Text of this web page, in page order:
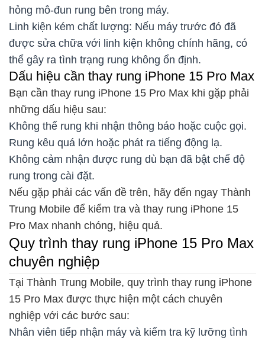
hỏng mô-đun rung bên trong máy.
Linh kiện kém chất lượng: Nếu máy trước đó đã
được sửa chữa với linh kiện không chính hãng, có
thể gây ra tình trạng rung không ổn định.
Dấu hiệu cần thay rung iPhone 15 Pro Max
Bạn cần thay rung iPhone 15 Pro Max khi gặp phải
những dấu hiệu sau:
Không thể rung khi nhận thông báo hoặc cuộc gọi.
Rung kêu quá lớn hoặc phát ra tiếng động lạ.
Không cảm nhận được rung dù bạn đã bật chế độ
rung trong cài đặt.
Nếu gặp phải các vấn đề trên, hãy đến ngay Thành
Trung Mobile để kiểm tra và thay rung iPhone 15
Pro Max nhanh chóng, hiệu quả.
Quy trình thay rung iPhone 15 Pro Max
chuyên nghiệp
Tại Thành Trung Mobile, quy trình thay rung iPhone
15 Pro Max được thực hiện một cách chuyên
nghiệp với các bước sau:
Nhân viên tiếp nhận máy và kiểm tra kỹ lưỡng tình